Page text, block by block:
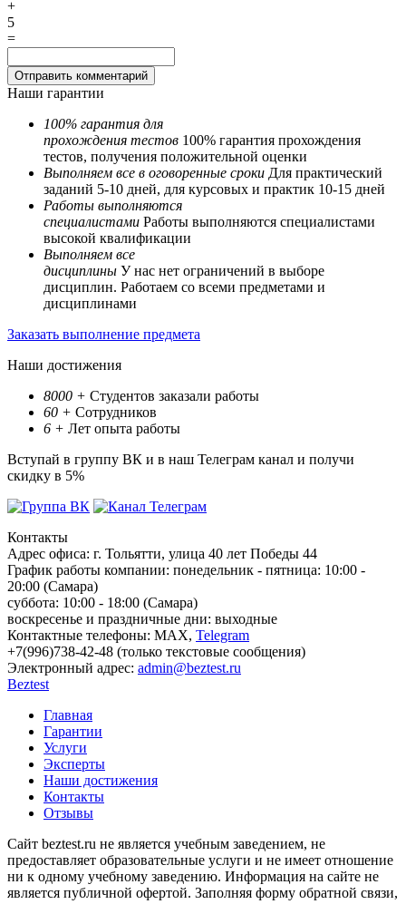
+
5
=
Наши гарантии
100% гарантия для
прохождения тестов 100% гарантия прохождения
тестов, получения положительной оценки
Выполняем все в оговоренные сроки Для практический
заданий 5-10 дней, для курсовых и практик 10-15 дней
Работы выполняются
специалистами Работы выполняются специалистами
высокой квалификации
Выполняем все
дисциплины У нас нет ограничений в выборе
дисциплин. Работаем со всеми предметами и
дисциплинами
Заказать выполнение предмета
Наши достижения
8000 + Студентов заказали работы
60 + Сотрудников
6 + Лет опыта работы
Вступай в группу ВК и в наш Телеграм канал и получи
скидку в 5%
Контакты
Адрес офиса: г. Тольятти, улица 40 лет Победы 44
График работы компании: понедельник - пятница: 10:00 -
20:00 (Самара)
суббота: 10:00 - 18:00 (Самара)
воскресенье и праздничные дни: выходные
Контактные телефоны: МАХ, Telegram
+7(996)738-42-48 (только текстовые сообщения)
Электронный адрес: admin@beztest.ru
Beztest
Главная
Гарантии
Услуги
Эксперты
Наши достижения
Контакты
Отзывы
Сайт beztest.ru не является учебным заведением, не
предоставляет образовательные услуги и не имеет отношение
ни к одному учебному заведению. Информация на сайте не
является публичной офертой. Заполняя форму обратной связи,